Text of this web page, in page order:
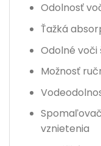
Odolnosť
Ťažká
Odolné voči
Možnosť
vznietenia